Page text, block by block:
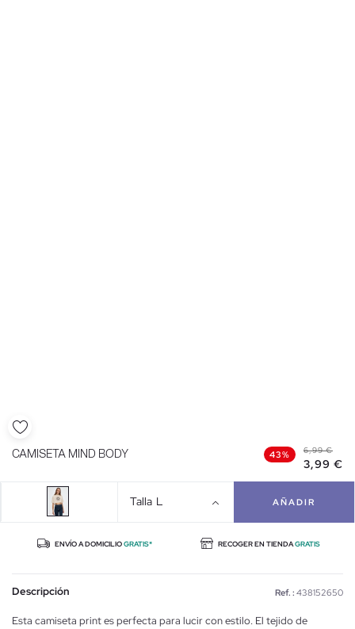
CAMISETA MIND BODY 43% 6,99 €
3,99 €
Talla L AÑADIR
ENVÍO A DOMICILIOGRATIS* RECOGER EN TIENDAGRATIS
Descripción Ref. : 438152650
Esta camiseta print es perfecta para lucir con estilo. El tejido de